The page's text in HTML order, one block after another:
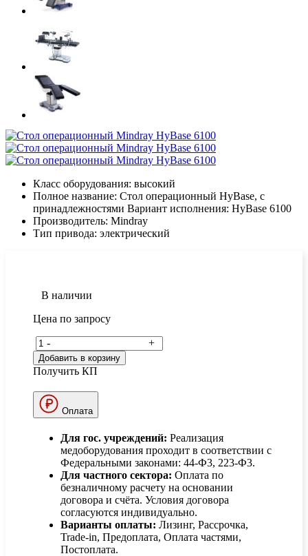
Класс оборудования: высокий
Полное название: Стол операционный HyBase, c
принадлежностями Вариант исполнения: HyBase 6100
Производитель: Mindray
Тип привода: электрический
В наличии
Цена по запросу
- +
Добавить в корзину
Получить КП
Оплата
Для гос. учреждений: Реализация
медоборудования проходит в соответствии с
Федеральными законами: 44-Ф3, 223-Ф3.
Для частного сектора: Оплата по
безналичному расчету на основании
договора и счёта. Условия договора
согласуются индивидуально.
Варианты оплаты: Лизинг, Рассрочка,
Trade-in, Предоплата, Оплата частями,
Постоплата.